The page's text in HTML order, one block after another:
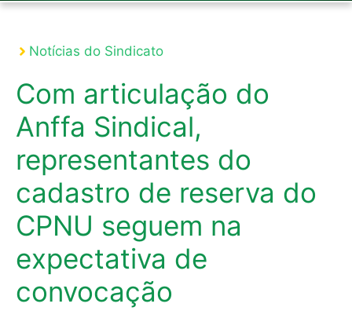
Notícias do Sindicato
Com articulação do
Anffa Sindical,
representantes do
cadastro de reserva do
CPNU seguem na
expectativa de
convocação